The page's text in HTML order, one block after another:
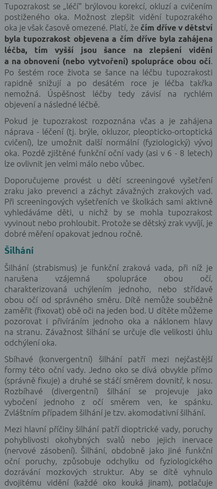
Tupozrakost se „léčí“ brýlovou korekcí, okluzí a cvičením
postiženého oka. Možnost zlepšit vidění tupozrakého
oka je však časově omezené. Platí, že čím dříve v dětství
byla tupozrakost objevena a čím dříve byla zahájena
léčba, tím vyšší jsou šance na zlepšení vidění
a na obnovení (nebo vytvoření) spolupráce obou očí.
Po šestém roce života se šance na léčbu tupozrakosti
rapidně snižují a po desátém roce je léčba takřka
nemožná. Úspěšnost léčby tedy závisí na rychlém
objevení a následné léčbě.
Pokud je tupozrakost rozpoznána včas a je zahájena
náprava - léčení (tj. brýle, okluzor, pleopticko-ortoptická
cvičení), lze umožnit další normální (fyziologický) vývoj
oka. Pozdě zjištěné funkční oční vady (asi v 6 - 8 letech)
lze ovlivnit jen velmi málo nebo vůbec.
Doporučujeme provést u dětí screeningové vyšetření
zraku jako prevenci a záchyt závažných zrakových vad.
Při screeningových vyšetřeních ve školkách sami aktivně
vyhledáváme děti, u nichž by se mohla tupozrakost
vyvinout nebo prohloubit. Protože se dětský zrak vyvíjí, je
dobré měření opakovat jednou ročně.
Šilhání
Šilhání (strabismus) je funkční zraková vada, při níž je
narušena vzájemná spolupráce obou očí,
charakterizovaná uchýlením jednoho, nebo střídavě
obou očí od správného směru. Dítě nemůže souběžně
zaměřit (fixovat) obě oči na jeden bod. U dítěte můžeme
pozorovat i přivíráním jednoho oka a náklonem hlavy
na stranu. Závažnost šilhání se určuje dle velikosti úhlu
odchýlení oka.
Sbíhavé (konvergentní) šilhání patří mezi nejčastější
formy této oční vady. Jedno oko se dívá obvykle přímo
(správně fixuje) a druhé se stáčí směrem dovnitř, k nosu.
Rozbíhavé (divergentní) šilhání se projevuje jako
vybočení jednoho z očí směrem ven, ke spánku.
Zvláštním případem šilhání je tzv. akomodativní šilhání.
Mezi hlavní příčiny šilhání patří dioptrické vady, poruchy
pohyblivosti okohybných svalů nebo jejich inervace
(nervové zásobení). Šilhání, obdobně jako jiné funkční
oční poruchy, způsobuje odchylku od fyziologického
dozrávání mozkových struktur. Aby se dítě vyhnulo
dvojitému vidění (každé oko kouká jinam), potlačuje